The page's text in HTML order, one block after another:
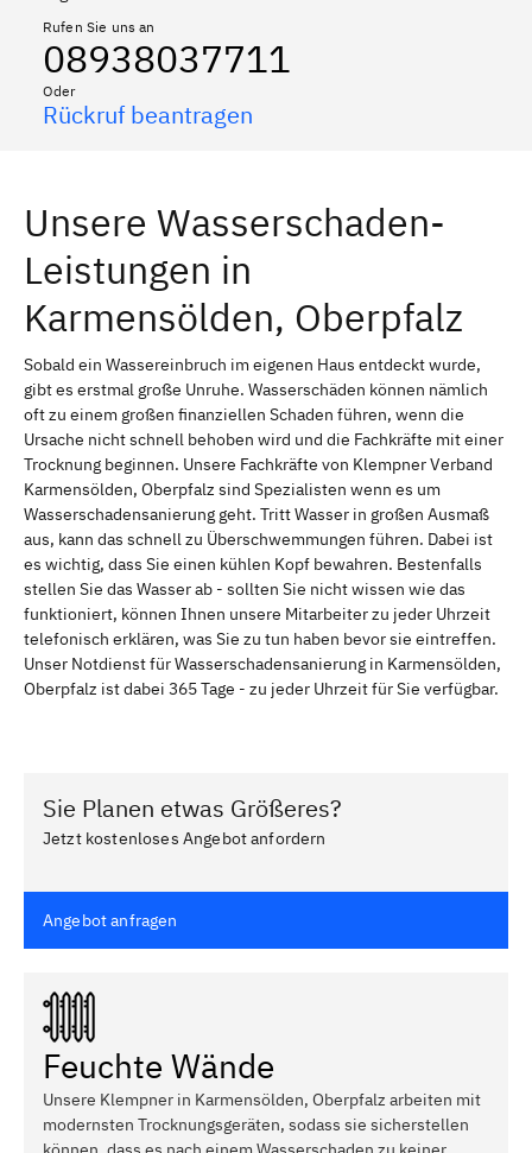
Rufen Sie uns an
08938037711
Oder
Rückruf beantragen
Unsere Wasserschaden-
Leistungen in
Karmensölden, Oberpfalz
Sobald ein Wassereinbruch im eigenen Haus entdeckt wurde,
gibt es erstmal große Unruhe. Wasserschäden können nämlich
oft zu einem großen finanziellen Schaden führen, wenn die
Ursache nicht schnell behoben wird und die Fachkräfte mit einer
Trocknung beginnen. Unsere Fachkräfte von Klempner Verband
Karmensölden, Oberpfalz sind Spezialisten wenn es um
Wasserschadensanierung geht. Tritt Wasser in großen Ausmaß
aus, kann das schnell zu Überschwemmungen führen. Dabei ist
es wichtig, dass Sie einen kühlen Kopf bewahren. Bestenfalls
stellen Sie das Wasser ab - sollten Sie nicht wissen wie das
funktioniert, können Ihnen unsere Mitarbeiter zu jeder Uhrzeit
telefonisch erklären, was Sie zu tun haben bevor sie eintreffen.
Unser Notdienst für Wasserschadensanierung in Karmensölden,
Oberpfalz ist dabei 365 Tage - zu jeder Uhrzeit für Sie verfügbar.
Sie Planen etwas Größeres?
Jetzt kostenloses Angebot anfordern
Angebot anfragen
Feuchte Wände
Unsere Klempner in Karmensölden, Oberpfalz arbeiten mit
modernsten Trocknungsgeräten, sodass sie sicherstellen